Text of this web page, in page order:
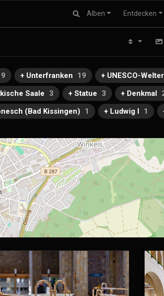
Alben Entdecken
+ Unterfranken 19 + UNESCO-
Saale 3 + Statue 3 + Denkmal
(Bad Kissingen) 1 + Ludwig I 1